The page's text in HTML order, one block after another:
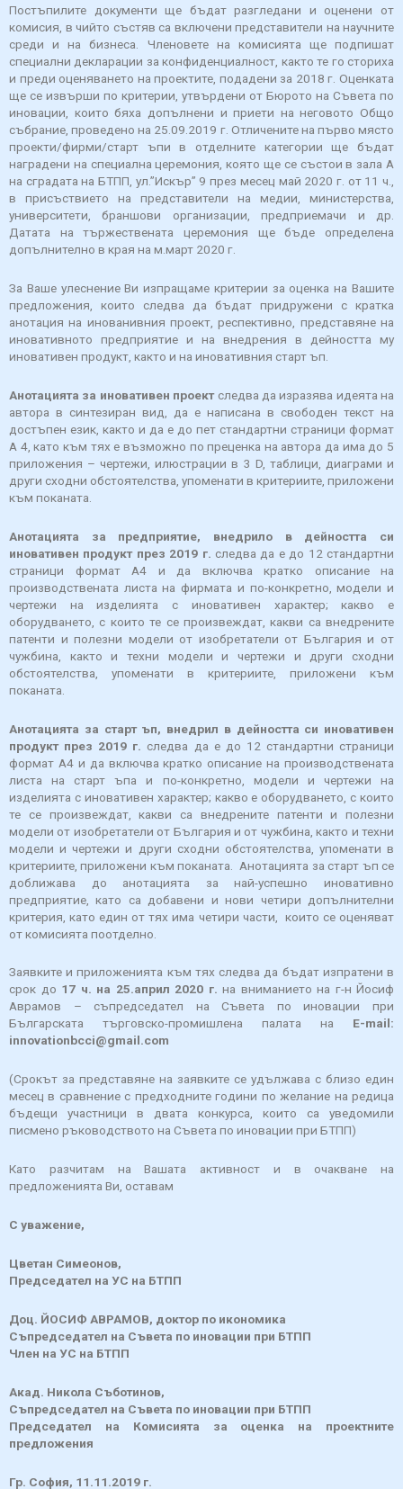
Постъпилите документи ще бъдат разгледани и оценени от
комисия, в чийто състяв са включени представители на научните
среди и на бизнеса. Членовете на комисията ще подпишат
специални декларации за конфиденциалност, както те го сториха
и преди оценяването на проектите, подадени за 2018 г. Оценката
ще се извърши по критерии, утвърдени от Бюрото на Съвета по
иновации, които бяха допълнени и приети на неговото Общо
събрание, проведено на 25.09.2019 г. Отличените на първо място
проекти/фирми/старт ъпи в отделните категории ще бъдат
наградени на специална церемония, която ще се състои в зала А
на сградата на БТПП, ул.”Искър” 9 през месец май 2020 г. от 11 ч.,
в присъствието на представители на медии, министерства,
университети, браншови организации, предприемачи и др.
Датата на тържествената церемония ще бъде определена
допълнително в края на м.март 2020 г.
За Ваше улеснение Ви изпращаме критерии за оценка на Вашите
предложения, които следва да бъдат придружени с кратка
анотация на инованивния проект, респективно, представяне на
иновативното предприятие и на внедрения в дейността му
иновативен продукт, както и на иновативния старт ъп.
Анотацията за иновативен проектследва да изразява идеята на
автора в синтезиран вид, да е написана в свободен текст на
достъпен език, както и да е до пет стандартни страници формат
А 4, като към тях е възможно по преценка на автора да има до 5
приложения – чертежи, илюстрации в 3 D, таблици, диаграми и
други сходни обстоятелства, упоменати в критериите, приложени
към поканата.
Анотацията за предприятие, внедрило в дейността си
иновативен продукт през 2019 г. следва да е до 12 стандартни
страници формат А4 и да включва кратко описание на
производствената листа на фирмата и по-конкретно, модели и
чертежи на изделията с иновативен характер; какво е
оборудването, с които те се произвеждат, какви са внедрените
патенти и полезни модели от изобретатели от България и от
чужбина, както и техни модели и чертежи и други сходни
обстоятелства, упоменати в критериите, приложени към
поканата.
Анотацията за старт ъп, внедрил в дейността си иновативен
продукт през 2019 г.следва да е до 12 стандартни страници
формат А4 и да включва кратко описание на производствената
листа на старт ъпа и по-конкретно, модели и чертежи на
изделията с иновативен характер; какво е оборудването, с които
те се произвеждат, какви са внедрените патенти и полезни
модели от изобретатели от България и от чужбина, както и техни
модели и чертежи и други сходни обстоятелства, упоменати в
критериите, приложени към поканата. Анотацията за старт ъп се
доближава до анотацията за най-успешно иновативно
предприятие, като са добавени и нови четири допълнителни
критерия, като един от тях има четири части, които се оценяват
от комисията поотделно.
Заявките и приложенията към тях следва да бъдат изпратени в
срок до 17 ч. на 25.април 2020 г. на вниманието на г-н Йосиф
Аврамов – съпредседател на Съвета по иновации при
Българската търговско-промишлена палата на E-mail:
innovationbcci@gmail.com
(Срокът за представяне на заявките се удължава с близо един
месец в сравнение с предходните години по желание на редица
бъдещи участници в двата конкурса, които са уведомили
писмено ръководството на Съвета по иновации при БТПП)
Като разчитам на Вашата активност и в очакване на
предложенията Ви, оставам
С уважение,
Цветан Симеонов,
Председател на УС на БТПП
Доц. ЙОСИФ АВРАМОВ, доктор по икономика
Съпредседател на Съвета по иновации при БТПП
Член на УС на БТПП
Акад. Никола Съботинов,
Съпредседател на Съвета по иновации при БТПП
Председател на Комисията за оценка на проектните
предложения
Гр. София, 11.11.2019 г.